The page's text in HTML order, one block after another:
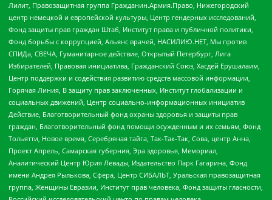
Лилит, Правозащитная группа Гражданин.Армия.Право, Нижегородский
центр немецкой и европейской культуры, Центр гендерных исследований,
Фонд защиты прав граждан Штаб, Институт права и публичной политики,
Фонд борьбы с коррупцией, Альянс врачей, НАСИЛИЮ.НЕТ, Мы против
СПИДа, СВЕЧА, Гуманитарное действие, Открытый Петербург, Лига
Избирателей, Правовая инициатива, Гражданский Союз, Хасдей Ерушалаим,
Центр поддержки и содействия развитию средств массовой информации,
Горячая Линия, В защиту прав заключенных, Институт глобализации и
социальных движений, Центр социально-информационных инициатив
Действие, Благотворительный фонд охраны здоровья и защиты прав
граждан, Благотворительный фонд помощи осужденным и их семьям, Фонд
Тольятти, Новое время, Серебряная тайга, Так-Так-Так, Сова, центр Анна,
Проект Апрель, Самарская губерния, Эра здоровья, Мемориал,
Аналитический Центр Юрия Левады, Издательство Парк Гагарина, Фонд
имени Андрея Рылькова, Сфера, Центр СИБАЛЬТ, Уральская правозащитная
группа, Женщины Евразии, Институт прав человека, Фонд защиты гласности,